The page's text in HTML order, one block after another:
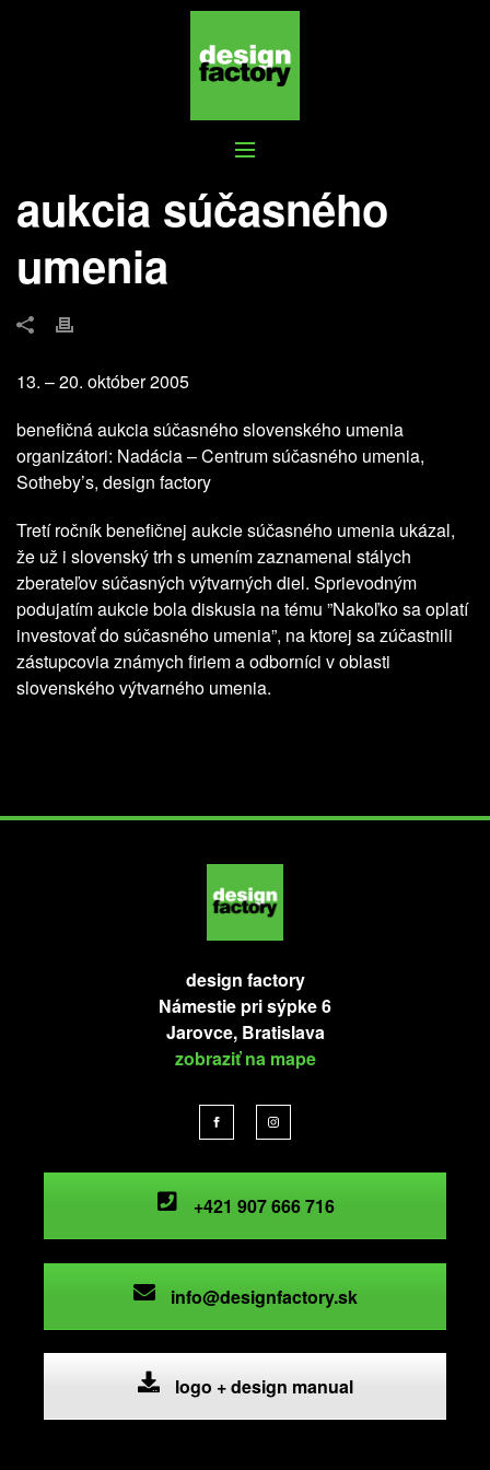
AUKCIA SÚČASNÉHO UMENIA
aukcia súčasného
umenia
13. – 20. október 2005
benefičná aukcia súčasného slovenského umenia
organizátori: Nadácia – Centrum súčasného umenia,
Sotheby’s, design factory
Tretí ročník benefičnej aukcie súčasného umenia ukázal,
že už i slovenský trh s umením zaznamenal stálych
zberateľov súčasných výtvarných diel. Sprievodným
podujatím aukcie bola diskusia na tému ”Nakoľko sa oplatí
investovať do súčasného umenia”, na ktorej sa zúčastnili
zástupcovia známych firiem a odborníci v oblasti
slovenského výtvarného umenia.
design factory
Námestie pri sýpke 6
Jarovce, Bratislava
zobraziť na mape
+421 907 666 716
info@designfactory.sk
logo + design manual